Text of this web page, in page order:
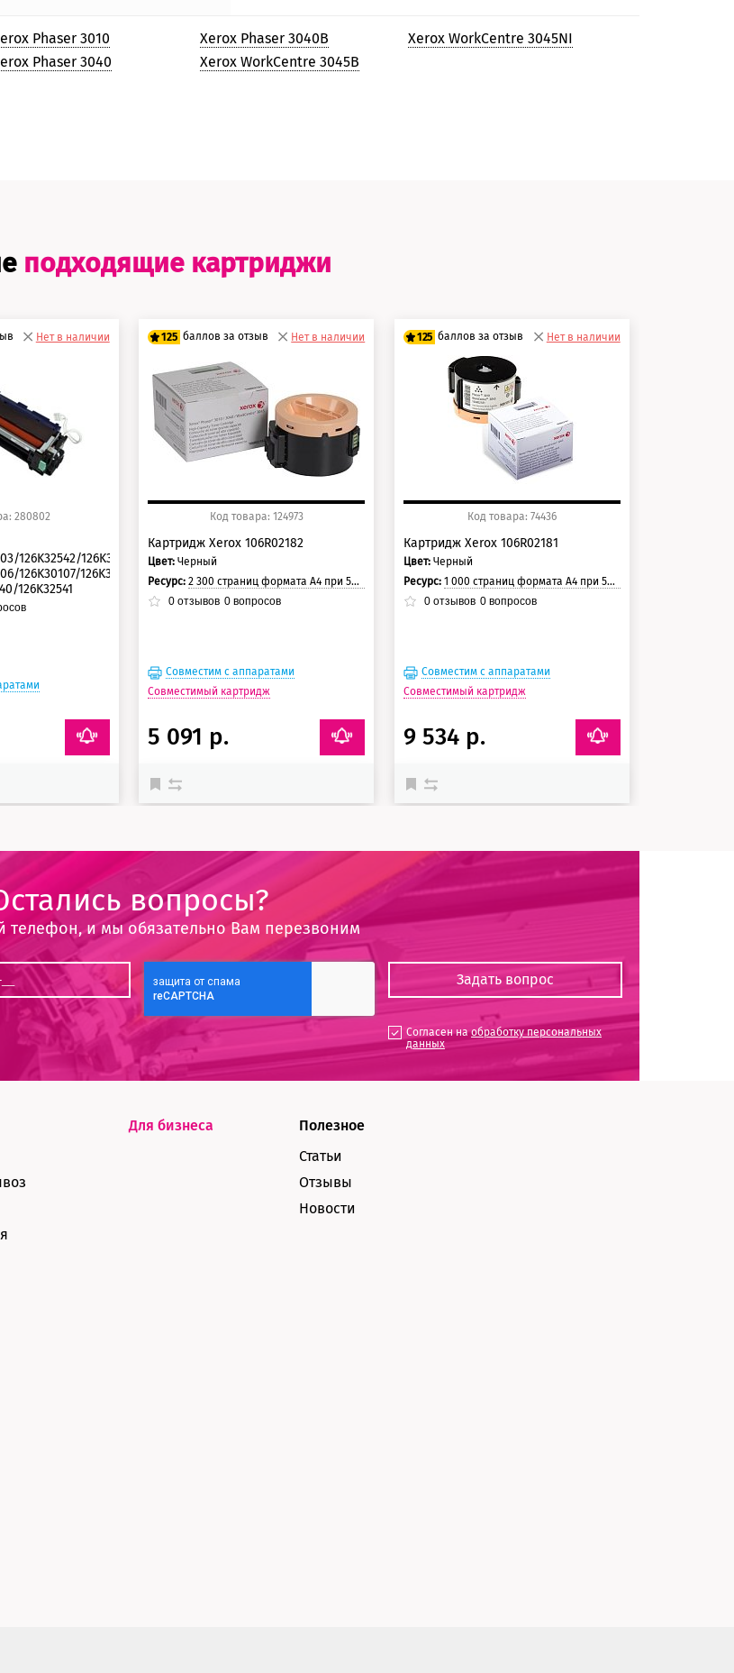
Phaser 3010
Phaser 3040
Xerox Phaser 3040B
Xerox WorkCentre 3045B
Xerox WorkCentre 3045NI
подходящие картриджи
Нет в наличии
280802
126K32542/126K30104/
126K30107/126K30108/
126K32541
125 баллов за отзыв
100 баллов
125 баллов
Нет в наличии
Код товара: 124973
Картридж Xerox 106R02182
Цвет: Черный
Ресурс:2 300 страниц формата А4 при 5% заполнении страницы.
0 отзывов 0 вопросов
Совместим с аппаратами
Совместимый картридж
5 091 р.
125 баллов за отзыв
100 баллов
125 баллов
Нет в наличии
Код товара: 74436
Картридж Xerox 106R02181
Цвет: Черный
Ресурс: 1 000 страниц формата А4 при 5% заполнении страницы.
0отзывов 0вопросов
Совместим с аппаратами
Совместимый картридж
9 534 р.
вопросы?
телефон, и мы обязательно Вам перезвоним
Согласен наобработку персональных
данных
Для бизнеса
Полезное
Статьи
Отзывы
Новости